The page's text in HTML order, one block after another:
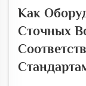
Как
Сточных